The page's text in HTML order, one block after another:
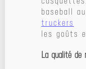
baseball
truckers
les goûts
La qualité de